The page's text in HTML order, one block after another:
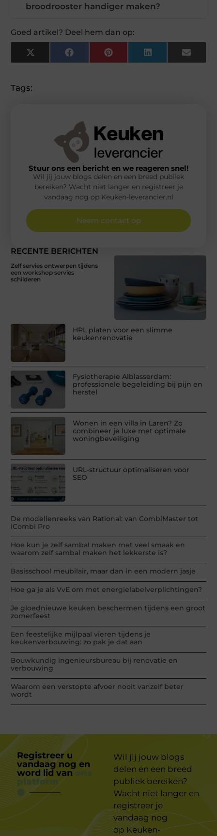
broodrooster handiger maken?
Goed artikel? Deel hem dan op:
X
(Twitter)
FacebookPinterestLinkedInEmail
Tags:
RECENTE BERICHTEN
Zelf servies ontwerpen tijdens
een workshop servies
schilderen
HPL platen voor een slimme
keukenrenovatie
Fysiotherapie Alblasserdam:
professionele begeleiding bij pijn en
herstel
Wonen in een villa in Laren? Zo
combineer je luxe met optimale
woningbeveiliging
URL-structuur optimaliseren voor
SEO
De modellenreeks van Rational: van CombiMaster tot
iCombi Pro
Hoe kun je zelf sambal maken met veel smaak en
waarom zelf sambal maken het lekkerste is?
Basisschool meubilair, maar dan in een modern jasje
Hoe ga je als VvE om met energielabelverplichtingen?
Je gloednieuwe keuken beschermen tijdens een groot
zomerfeest
Een feestelijke mijlpaal vieren tijdens je
keukenverbouwing: zo pak je dat aan
Bouwkundig ingenieursbureau bij renovatie en
verbouwing
Waarom een verstopte afvoer nooit vanzelf beter
wordt
Stuur ons een bericht en we reageren snel!
Wil jij jouw blogs delen en een breed publiek
bereiken? Wacht niet langer en registreer je
vandaag nog op Keuken-leverancier.nl
Neem contact op
Registreer u
vandaag nog en
word lid van
platform
Wil jij jouw blogs
delen en een breed
publiek bereiken?
Wacht niet langer en
registreer je
vandaag nog
opKeuken-